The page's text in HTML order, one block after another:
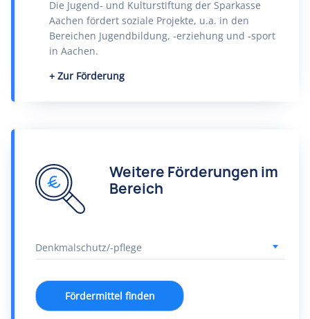
Die Jugend- und Kulturstiftung der Sparkasse
Aachen fördert soziale Projekte, u.a. in den
Bereichen Jugendbildung, -erziehung und -sport
in Aachen.
Zur Förderung
Weitere Förderungen im
Bereich
Fördermittel finden